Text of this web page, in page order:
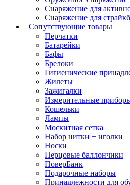
Снаряжение для
Снаряжение для
Сопутствующие товары
Перчатки
Батарейки
Бафы
Брелоки
Гигиенические
Жилеты
Зажигалки
Измерительные
Кошельки
Лампы
Москитная сетка
Набор нитки + иголки
Носки
Перцовые баллончики
ПоверБанк
Подарочные наборы
Принадлежности для